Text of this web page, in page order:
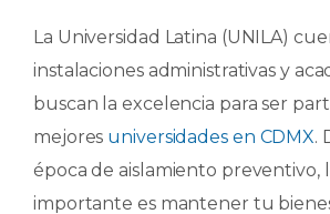
La Universidad Latina (UNILA)
instalaciones administrativas y
buscan la excelencia para ser
mejores universidades en CDMX.
época de aislamiento preventivo,
importante es mantener tu